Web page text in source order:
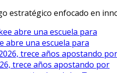
estratégico enfocado en
abre una escuela para
trece años apostando por